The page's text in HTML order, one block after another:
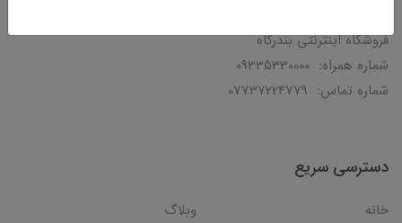
فروشگاه اینترنتی بندرگاه
شماره همراه: 09335330000
شماره تماس: 07737224779
دسترسی سریع
خانه
وبلاگ